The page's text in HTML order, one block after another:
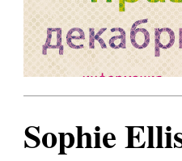
Sophie